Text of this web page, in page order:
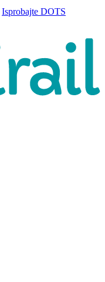
Isprobajte DOTS